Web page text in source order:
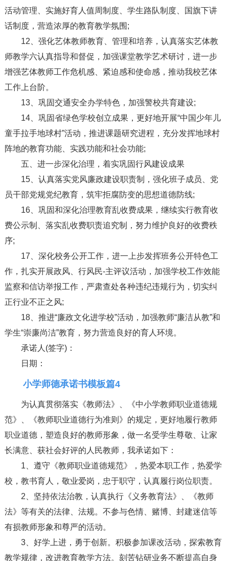
活动管理、实施好育人值周制度、学生路队制度、国旗下讲
话制度，营造浓厚的教育教学氛围;
12、强化艺体教师教育、管理和培养，认真落实艺体教
师教学六认真指导和督促，加强课堂教学艺术研讨，进一步
增强艺体教师工作危机感、紧迫感和使命感，推动我校艺体
工作上台阶。
13、巩固交通安全办学特色，加强警校共育建设;
14、巩固省绿色学校创立成果，更好地开展“中国少年儿
童手拉手地球村”活动，推进课题研究进程，充分发挥地球村
阵地的教育功能、实践功能和社会功能;
五、进一步深化治理，着实巩固行风建设成果
15、认真落实党风廉政建设职责制，强化班子成员、党
员干部党规党纪教育，筑牢拒腐防变的思想道德防线;
16、巩固和深化治理教育乱收费成果，继续实行教育收
费公示制、落实乱收费职责追究制，努力维护良好的收费秩
序;
17、深化校务公开工作，进一上步发挥班务公开特色工
作，扎实开展政风、行风民-主评议活动，加强学校工作效能
监察和信访举报工作，严肃查处各种违纪违规行为，切实纠
正行业不正之风;
18、推进“廉政文化进学校”活动，加强教师“廉洁从教”和
学生“崇廉尚洁”教育，努力营造良好的育人环境。
承诺人(签字)：
日期：
小学师德承诺书模板篇4
为认真贯彻落实《教师法》、《中小学教师职业道德规
范》、《教师职业道德行为准则》的规定，更好地履行教师
职业道德，塑造良好的教师形象，做一名受学生尊敬、让家
长满意、获社会好评的人民教师，我承诺如下：
1、遵守《教师职业道德规范》，热爱本职工作，热爱学
校，教书育人，敬业爱岗，忠于职守，认真履行岗位职责。
2、坚持依法治教，认真执行《义务教育法》、《教师
法》等有关的法律、法规。不参与色情、赌博、封建迷信等
有损教师形象和尊严的活动。
3、好学上进，勇于创新。积极参加课改活动，探索教育
教学规律，改进教育教学方法。刻苦钻研业务不断提高自身